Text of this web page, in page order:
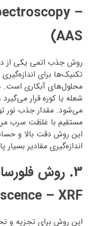
–
AAS)
روش جذب اتمی یکی از
تکنیک‌ها برای
محلول‌های آبکاری است.
شعله یا کوره قرار
می‌شود. مقدار جذب نور
مستقیم با غلظت سرب
این روش دقت بالا و
اندازه‌گیری مقادیر
3.
– XRF)
این روش برای تجزیه و